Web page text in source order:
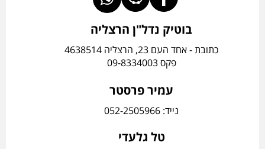
בוטיק נדל"ן הרצליה
כתובת - אחד העם 23, הרצליה 4638514
פקס 09-8334003
עמיר פרסטר
נייד: 052-2505966
טל גלעדי